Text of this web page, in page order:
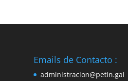
Emails de Contacto :
administracion@petin.gal